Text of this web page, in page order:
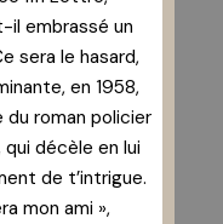
il embrassé un
sera le hasard,
en 1958,
du roman policier
décèle en lui
de t’intrigue.
mon ami »,